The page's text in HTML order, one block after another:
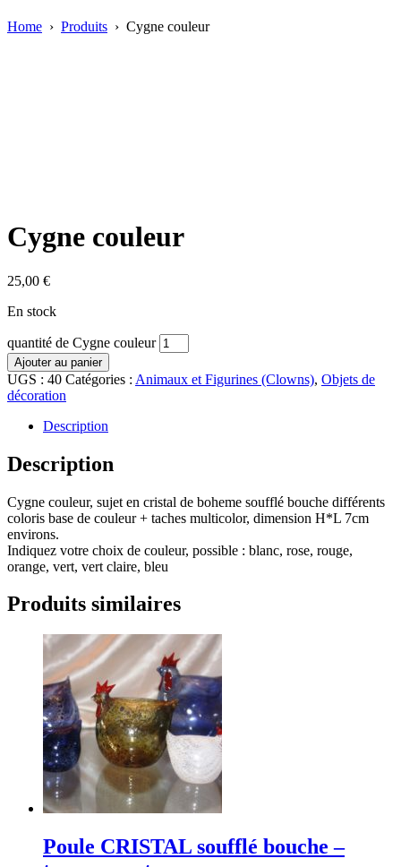
Home › Produits › Cygne couleur
Cygne couleur
25,00 €
En stock
quantité de Cygne couleur
Ajouter au panier
UGS : 40 Catégories : Animaux et Figurines (Clowns), Objets de
décoration
Description
Description
Cygne couleur, sujet en cristal de boheme soufflé bouche différents
coloris base de couleur + taches multicolor, dimension H*L 7cm
environs.
Indiquez votre choix de couleur, possible : blanc, rose, rouge,
orange, vert, vert claire, bleu
Produits similaires
Poule CRISTAL soufflé bouche –